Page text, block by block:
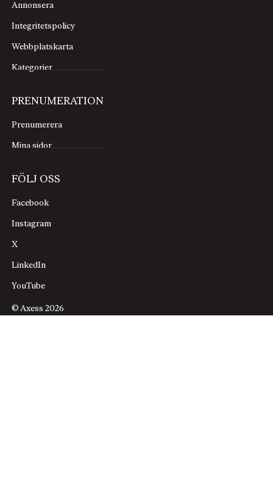
Annonsera
Integritetspolicy
Webbplatskarta
Kategorier
PRENUMERATION
Prenumerera
Mina sidor
FÖLJ OSS
Facebook
Instagram
X
LinkedIn
YouTube
© Axess 2026